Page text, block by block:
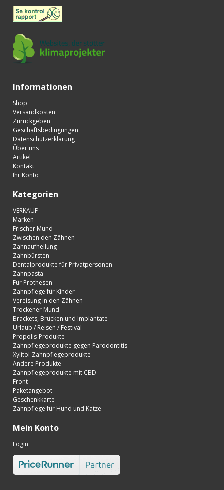
Informationen
Shop
Versandkosten
Zurückgeben
Geschäftsbedingungen
Datenschutzerklärung
Über uns
Artikel
Kontakt
Ihr Konto
Kategorien
VERKAUF
Marken
Frischer Mund
Zwischen den Zähnen
Zahnaufhellung
Zahnbürsten
Dentalprodukte für Privatpersonen
Zahnpasta
Für Prothesen
Zahnpflege für Kinder
Vereisung in den Zähnen
Trockener Mund
Brackets, Brücken und Implantate
Urlaub / Reisen / Festival
Propolis-Produkte
Zahnpflegeprodukte gegen Parodontitis
Xylitol-Zahnpflegeprodukte
Andere Produkte
Zahnpflegeprodukte mit CBD
Front
Paketangebot
Geschenkkarte
Zahnpflege für Hund und Katze
Mein Konto
Login